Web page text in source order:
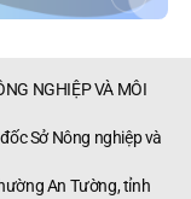
NGHIỆP VÀ MÔI
Sở Nông nghiệp và
An Tường, tỉnh